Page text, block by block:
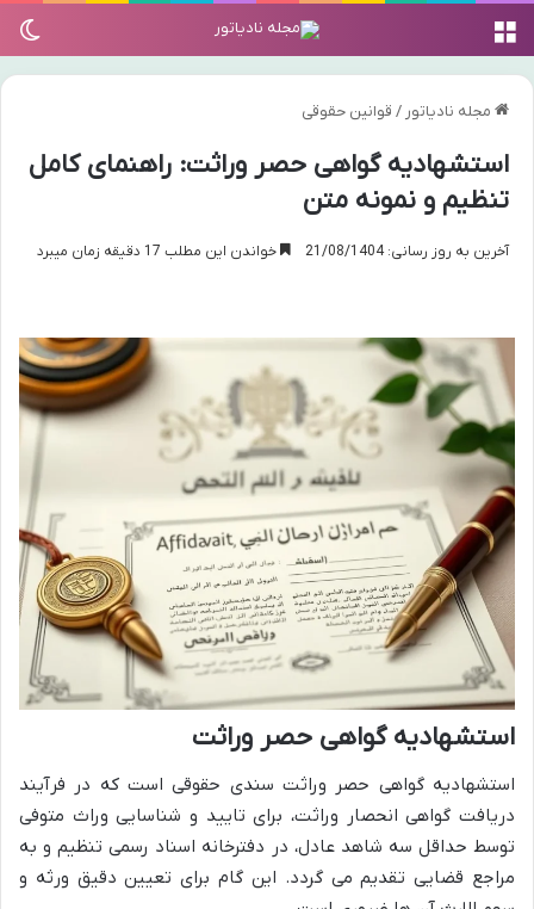
مجله نادیاتور / قوانین حقوقی
استشهادیه گواهی حصر وراثت: راهنمای کامل
تنظیم و نمونه متن
آخرین به روز رسانی: 21/08/1404 خواندن این مطلب 17 دقیقه زمان میبرد
استشهادیه گواهی حصر وراثت
استشهادیه گواهی حصر وراثت سندی حقوقی است که در فرآیند
دریافت گواهی انحصار وراثت، برای تایید و شناسایی وراث متوفی
توسط حداقل سه شاهد عادل، در دفترخانه اسناد رسمی تنظیم و به
مراجع قضایی تقدیم می گردد. این گام برای تعیین دقیق ورثه و